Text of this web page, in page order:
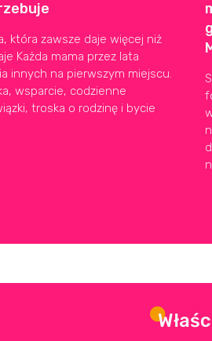
która zawsze daje więcej niż
Każda mama przez lata
innych na pierwszym miejscu.
wsparcie, codzienne
troska o rodzinę i bycie